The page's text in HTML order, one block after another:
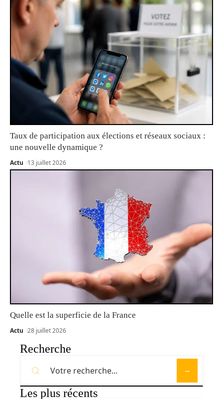
Taux de participation aux élections et réseaux sociaux :
une nouvelle dynamique ?
Actu 13 juillet 2026
Quelle est la superficie de la France
Actu 28 juillet 2026
Recherche
Les plus récents